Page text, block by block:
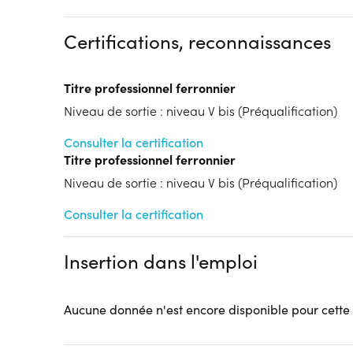
Lieu de formation
103 Boulevard de Metz
59100 Roubaix
Accueil sur le lieu de formation
Accès handicap :Pas d'accès handicap
Restauration :Pas de restauration
Transport :Pas de transport
Certifications, reconnaissances
Titre professionnel ferronnier
Niveau de sortie : niveau V bis (Préqualification)
Consulter la certification
Titre professionnel ferronnier
Niveau de sortie : niveau V bis (Préqualification)
Consulter la certification
Insertion dans l'emploi
Aucune donnée n'est encore disponible pour